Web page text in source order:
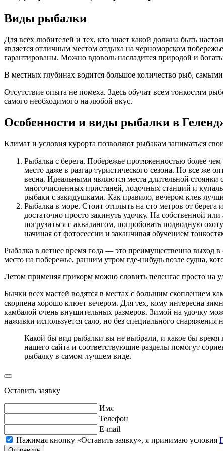
Виды рыбалки
Для всех любителей и тех, кто знает какой должна быть
является отличным местом отдыха на черноморском
гарантированы. Можно вдоволь насладится природой и
В местных глубинах водится большое количество рыб,
Отсутствие опыта не помеха. Здесь обучат всем тонкостям
самого необходимого на любой вкус.
Особенности и виды рыбалки в
Климат и условия курорта позволяют рыбакам заниматься
Рыбалка с берега. Побережье протяженностью более
место даже в разгар туристического сезона. Но все же
весна. Идеальными являются места длительной стоянки
многочисленных пристаней, лодочных станций и
рыбаки с закидушками. Как правило, вечером клев
Рыбалка в море. Стоит отплыть на сто метров от
достаточно просто закинуть удочку. На собственной
погрузиться с аквалангом, попробовать подводную
начиная от фотосессии и заканчивая обучением
Рыбалка в летнее время года — это преимущественно выход
место на побережье, ранним утром где-нибудь возле судна,
Летом применяя прикорм можно словить пеленгас просто на
Бычки всех мастей водятся в местах с большим скоплением
скорпена хорошо клюет вечером. Для тех, кому интересна
камбалой очень внушительных размеров. Зимой на удочку
наживки используется сало, но без специального снаряжения
Какой бы вид рыбалки вы не выбрали, и какое бы время
нашего сайта и соответствующие разделы помогут
рыбалку в самом лучшем виде.
Оставить заявку
Имя
Телефон
E-mail
Нажимая кнопку «Оставить заявку», я принимаю условия